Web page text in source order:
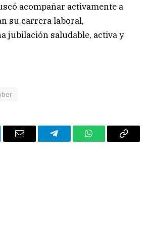
acompañar activamente a
su carrera laboral,
jubilación saludable, activa y
Email TelegramWhatsAppCopy